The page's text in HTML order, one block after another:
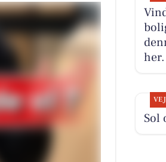
her.
Sol